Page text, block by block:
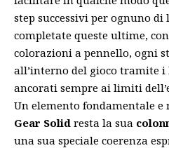
step successivi per ognuno di
completate queste ultime,
colorazioni a pennello, ogni
all’interno del gioco tramite
ancorati sempre ai limiti
Un elemento fondamentale e
Gear Solid resta la sua
una sua speciale coerenza